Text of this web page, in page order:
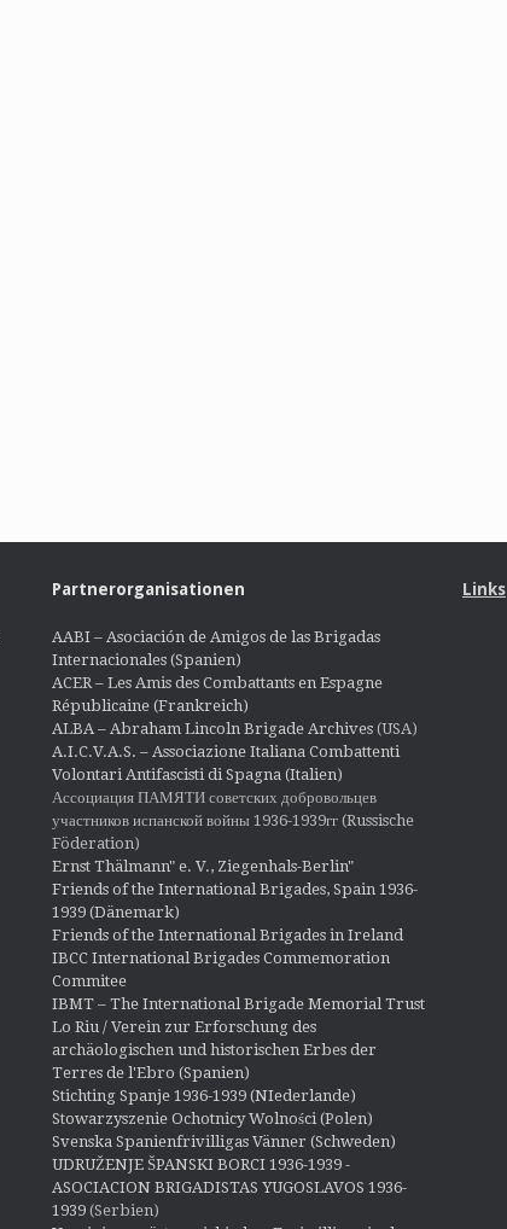
Partnerorganisationen
AABI – Asociación de Amigos de las Brigadas
Internacionales (Spanien)
ACER – Les Amis des Combattants en Espagne
Républicaine (Frankreich)
ALBA – Abraham Lincoln Brigade Archives(USA)
A.I.C.V.A.S. – Associazione Italiana Combattenti
Volontari Antifascisti di Spagna (Italien)
Ассоциация ПАМЯТИ советских добровольцев
участников испанской войны 1936-1939гг (Russische
Föderation)
Ernst Thälmann" e. V., Ziegenhals-Berlin"
Friends of the International Brigades, Spain 1936-
1939 (Dänemark)
Friends of the International Brigades in Ireland
IBCC International Brigades Commemoration
Commitee
IBMT – The International Brigade Memorial Trust
Lo Riu / Verein zur Erforschung des
archäologischen und historischen Erbes der
Terres de l'Ebro (Spanien)
Stichting Spanje 1936-1939 (NIederlande)
Stowarzyszenie Ochotnicy Wolności (Polen)
Svenska Spanienfrivilligas Vänner (Schweden)
UDRUŽENJE ŠPANSKI BORCI 1936-1939 -
ASOCIACION BRIGADISTAS YUGOSLAVOS 1936-
1939(Serbien)
Links